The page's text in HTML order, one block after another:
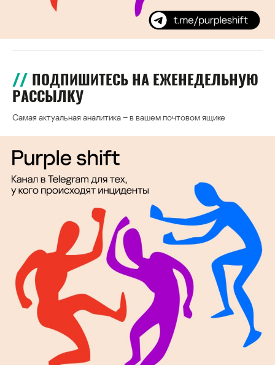
ПОДПИШИТЕСЬ НА ЕЖЕНЕДЕЛЬНУЮ
РАССЫЛКУ
Самая актуальная аналитика – в вашем почтовом ящике